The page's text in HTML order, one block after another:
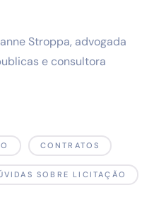
Stroppa, advogada
e consultora
CONTRATOS
SOBRE LICITAÇÃO